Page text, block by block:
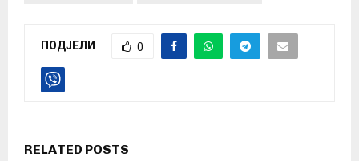
ПОДЈЕЛИ 0
RELATED POSTS